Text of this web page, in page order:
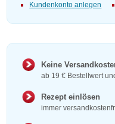
Kundenkonto anlegen
Keine
ab 19 € Bestellwert
Rezept einlösen
immer